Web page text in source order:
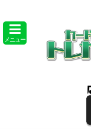
メニュー